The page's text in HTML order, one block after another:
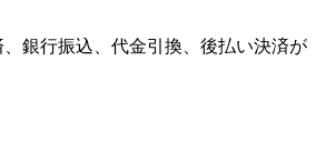
銀行振込、代金引換、後払い決済が